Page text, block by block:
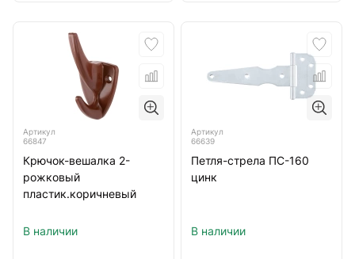
Артикул
66847
Крючок-вешалка 2-
рожковый
пластик.коричневый
В наличии
Артикул
66639
Петля-стрела ПС-160
цинк
В наличии